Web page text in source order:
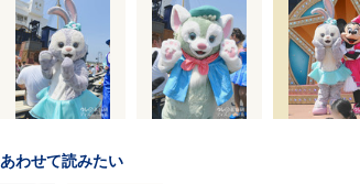
あわせて読みたい